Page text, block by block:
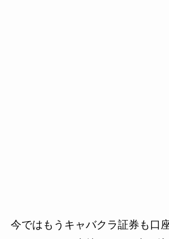
今ではもうキャバクラ証券も口